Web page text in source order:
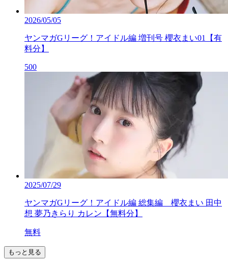
2026/05/05
ヤンマガGリーグ！アイドル編 増刊号 櫻衣まい01【有
料分】
500
2025/07/29
ヤンマガGリーグ！アイドル編 総集編 櫻衣まい 田中
想 夢乃きらり カレン【無料分】
無料
もっと見る